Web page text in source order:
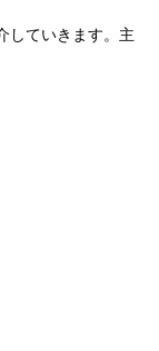
していきます。主